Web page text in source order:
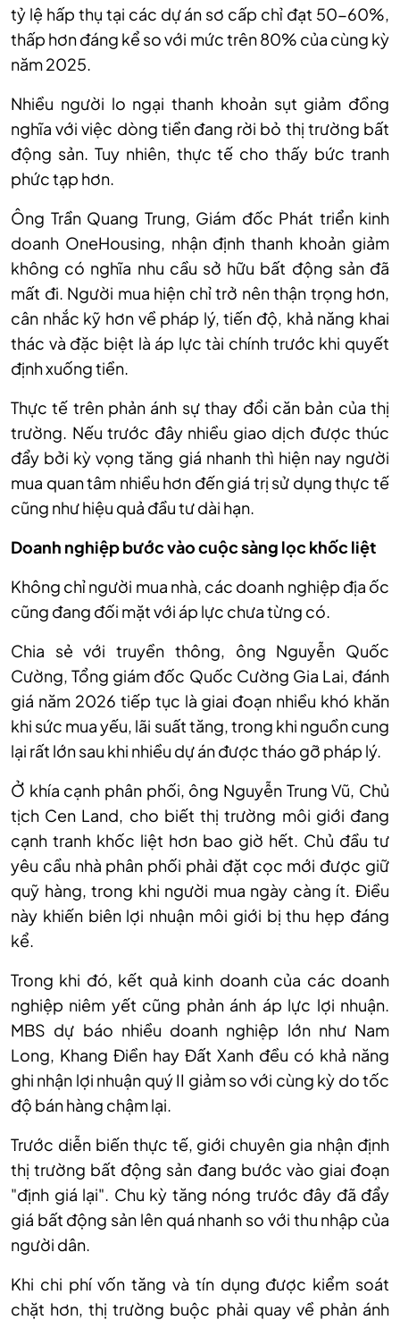
tỷ lệ hấp thụ tại các dự án sơ cấp chỉ đạt 50-60%,
thấp hơn đáng kể so với mức trên 80% của cùng kỳ
năm 2025.
Nhiều người lo ngại thanh khoản sụt giảm đồng
nghĩa với việc dòng tiền đang rời bỏ thị trường bất
động sản. Tuy nhiên, thực tế cho thấy bức tranh
phức tạp hơn.
Ông Trần Quang Trung, Giám đốc Phát triển kinh
doanh OneHousing, nhận định thanh khoản giảm
không có nghĩa nhu cầu sở hữu bất động sản đã
mất đi. Người mua hiện chỉ trở nên thận trọng hơn,
cân nhắc kỹ hơn về pháp lý, tiến độ, khả năng khai
thác và đặc biệt là áp lực tài chính trước khi quyết
định xuống tiền.
Thực tế trên phản ánh sự thay đổi căn bản của thị
trường. Nếu trước đây nhiều giao dịch được thúc
đẩy bởi kỳ vọng tăng giá nhanh thì hiện nay người
mua quan tâm nhiều hơn đến giá trị sử dụng thực tế
cũng như hiệu quả đầu tư dài hạn.
Doanh nghiệp bước vào cuộc sàng lọc khốc liệt
Không chỉ người mua nhà, các doanh nghiệp địa ốc
cũng đang đối mặt với áp lực chưa từng có.
Chia sẻ với truyền thông, ông Nguyễn Quốc
Cường, Tổng giám đốc Quốc Cường Gia Lai, đánh
giá năm 2026 tiếp tục là giai đoạn nhiều khó khăn
khi sức mua yếu, lãi suất tăng, trong khi nguồn cung
lại rất lớn sau khi nhiều dự án được tháo gỡ pháp lý.
Ở khía cạnh phân phối, ông Nguyễn Trung Vũ, Chủ
tịch Cen Land, cho biết thị trường môi giới đang
cạnh tranh khốc liệt hơn bao giờ hết. Chủ đầu tư
yêu cầu nhà phân phối phải đặt cọc mới được giữ
quỹ hàng, trong khi người mua ngày càng ít. Điều
này khiến biên lợi nhuận môi giới bị thu hẹp đáng
kể.
Trong khi đó, kết quả kinh doanh của các doanh
nghiệp niêm yết cũng phản ánh áp lực lợi nhuận.
MBS dự báo nhiều doanh nghiệp lớn như Nam
Long, Khang Điền hay Đất Xanh đều có khả năng
ghi nhận lợi nhuận quý II giảm so với cùng kỳ do tốc
độ bán hàng chậm lại.
Trước diễn biến thực tế, giới chuyên gia nhận định
thị trường bất động sản đang bước vào giai đoạn
"định giá lại". Chu kỳ tăng nóng trước đây đã đẩy
giá bất động sản lên quá nhanh so với thu nhập của
người dân.
Khi chi phí vốn tăng và tín dụng được kiểm soát
chặt hơn, thị trường buộc phải quay về phản ánh